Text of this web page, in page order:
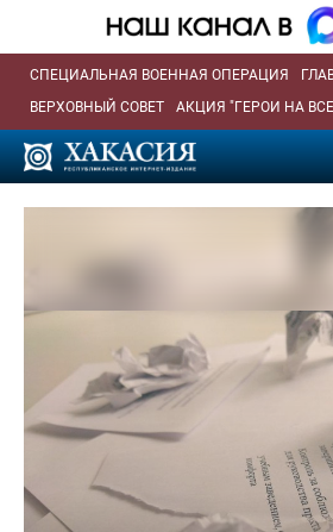
СПЕЦИАЛЬНАЯ ВОЕННАЯ ОПЕРАЦИЯ
ВЕРХОВНЫЙ СОВЕТ
АКЦИЯ "ГЕРОИ НА